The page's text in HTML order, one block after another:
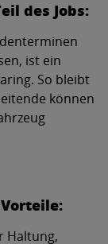
des Jobs:
ist ein
So bleibt
können
Haltung,